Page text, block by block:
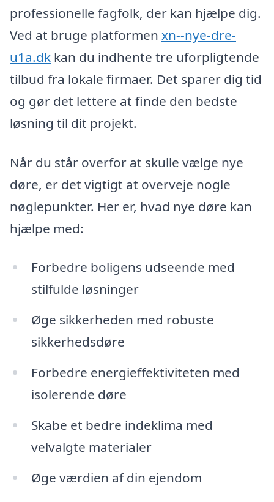
professionelle fagfolk, der kan hjælpe dig.
Ved at bruge platformen xn--nye-dre-
u1a.dk kan du indhente tre uforpligtende
tilbud fra lokale firmaer. Det sparer dig tid
og gør det lettere at finde den bedste
løsning til dit projekt.
Når du står overfor at skulle vælge nye
døre, er det vigtigt at overveje nogle
nøglepunkter. Her er, hvad nye døre kan
hjælpe med:
Forbedre boligens udseende med
stilfulde løsninger
Øge sikkerheden med robuste
sikkerhedsdøre
Forbedre energieffektiviteten med
isolerende døre
Skabe et bedre indeklima med
velvalgte materialer
Øge værdien af din ejendom